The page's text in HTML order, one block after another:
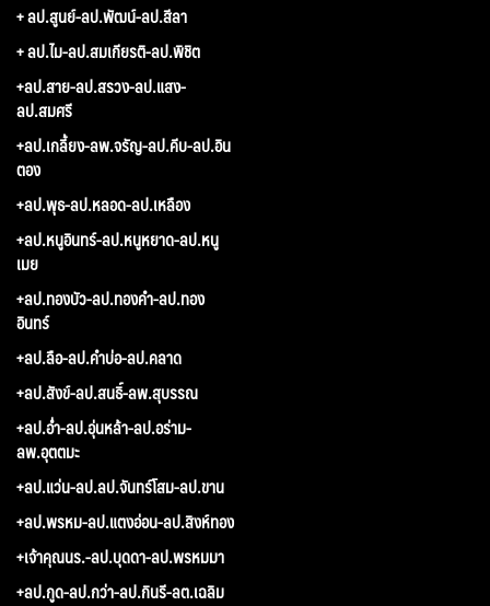
+ ลป.สูนย์-ลป.พัฒน์-ลป.สีลา
+ ลป.ไม-ลป.สมเกียรติ-ลป.พิชิต
+ลป.สาย-ลป.สรวง-ลป.แสง-
ลป.สมศรี
+ลป.เกลี้ยง-ลพ.จรัญ-ลป.คีบ-ลป.อิน
ตอง
+ลป.พุธ-ลป.หลอด-ลป.เหลือง
+ลป.หนูอินทร์-ลป.หนูหยาด-ลป.หนู
เมย
+ลป.ทองบัว-ลป.ทองคำ-ลป.ทอง
อินทร์
+ลป.ลือ-ลป.คำบ่อ-ลป.คลาด
+ลป.สังข์-ลป.สนธิ์-ลพ.สุบรรณ
+ลป.อ่ำ-ลป.อุ่นหล้า-ลป.อร่าม-
ลพ.อุตตมะ
+ลป.แว่น-ลป.ลป.จันทร์โสม-ลป.ขาน
+ลป.พรหม-ลป.แตงอ่อน-ลป.สิงห์ทอง
+เจ้าคุณนร.-ลป.บุดดา-ลป.พรหมมา
+ลป.กูด-ลป.กว่า-ลป.กินรี-ลต.เฉลิม